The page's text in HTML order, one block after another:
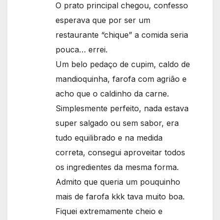
O prato principal chegou, confesso
esperava que por ser um
restaurante “chique” a comida seria
pouca… errei.
Um belo pedaço de cupim, caldo de
mandioquinha, farofa com agrião e
acho que o caldinho da carne.
Simplesmente perfeito, nada estava
super salgado ou sem sabor, era
tudo equilibrado e na medida
correta, consegui aproveitar todos
os ingredientes da mesma forma.
Admito que queria um pouquinho
mais de farofa kkk tava muito boa.
Fiquei extremamente cheio e